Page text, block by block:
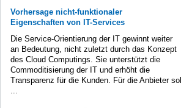
Vorhersage nicht-funktionaler
Eigenschaften von IT-Services
Die Service-Orientierung der IT gewinnt weiter
an Bedeutung, nicht zuletzt durch das Konzept
des Cloud Computings. Sie unterstützt die
Commoditisierung der IT und erhöht die
Transparenz für die Kunden. Für die Anbieter